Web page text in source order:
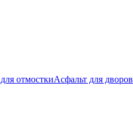
отмосткиАсфальт для дворов